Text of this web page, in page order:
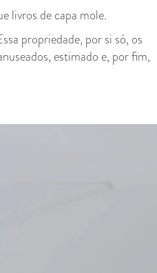
livros de capa mole.
propriedade, por si só, os
estimado e, por fim,